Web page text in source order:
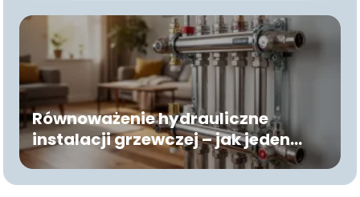
Równoważenie hydrauliczne
instalacji grzewczej – jak jeden
rozdzielacz wyeliminuje zimne
strefy w systemie ogrzewania